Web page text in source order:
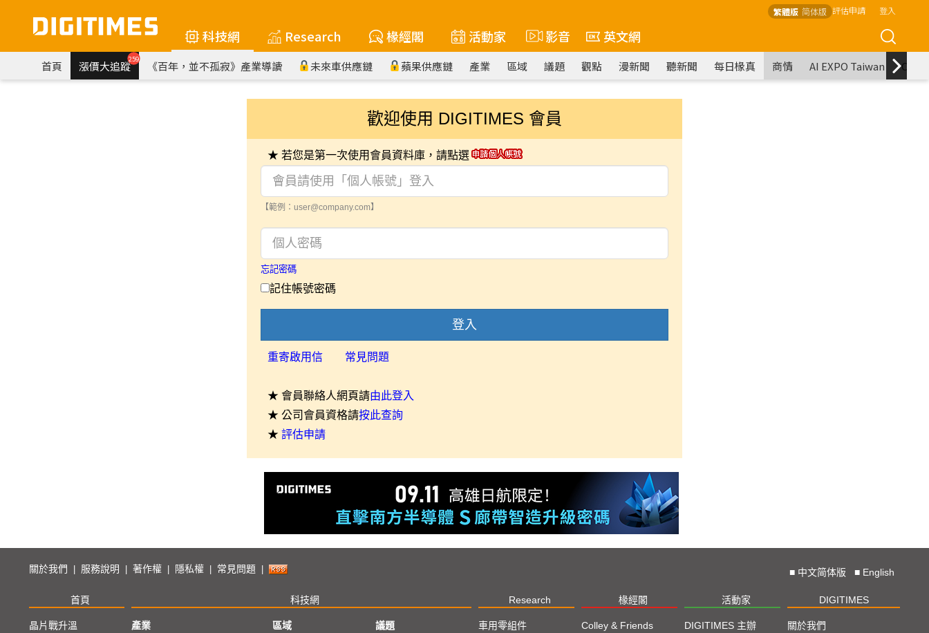
繁體版 简体版 評估申請 登入
科技網 Research 椽經閣 活動家 影音 英文網
首頁 漲價大追蹤259 《百年，並不孤寂》產業導讀 未來車供應鏈 蘋果供應鏈 產業 區域 議題 觀點 漫新聞 聽新聞 每日椽真 商情 AI EXPO Taiwan
歡迎使用 DIGITIMES 會員
★ 若您是第一次使用會員資料庫，請點選
【範例：user@company.com】
忘記密碼
記住帳號密碼
登入
重寄啟用信 常見問題
★ 會員聯絡人網頁請由此登入
★ 公司會員資格請按此查詢
★ 評估申請
關於我們 服務說明 著作權 隱私權 常見問題 ■ 中文简体版 ■ English
首頁 科技網 Research 椽經閣 活動家 DIGITIMES
晶片戰升溫
產業
區域
議題
車用零組件
Colley & Friends
DIGITIMES 主辦
關於我們